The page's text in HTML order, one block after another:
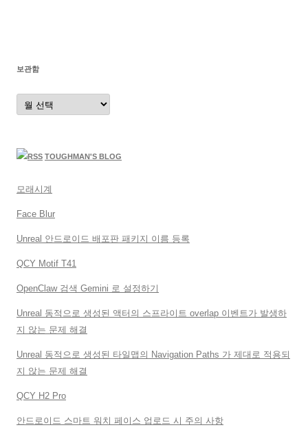
보관함
보
관
함
TOUGHMAN'S BLOG
모래시계
Face Blur
Unreal 안드로이드 배포판 패키지 이름 등록
QCY Motif T41
OpenClaw 검색 Gemini 로 설정하기
Unreal 동적으로 생성된 액터의 스프라이트 overlap 이벤트가 발생하
지 않는 문제 해결
Unreal 동적으로 생성된 타일맵의 Navigation Paths 가 제대로 적용되
지 않는 문제 해결
QCY H2 Pro
안드로이드 스마트 워치 페이스 업로드 시 주의 사항